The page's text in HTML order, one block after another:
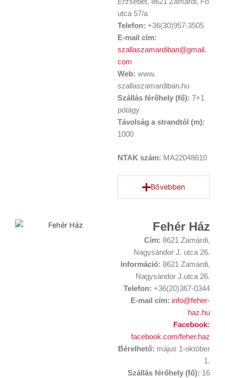
utca 57/a
Telefon: +36(30)957-3505
E-mail cím:
szallaszamardiban@gmail.
com
Web: www.
szallaszamardiban.hu
Szállás férőhely (fő): 7+1
pótágy
Távolság a strandtól (m):
1000
NTAK szám: MA22048610
Bővebben
Fehér Ház
Cím: 8621 Zamárdi,
Nagysándor J. utca 26.
Információ: 8621 Zamárdi,
Nagysándor J.utca 26.
Telefon: +36(20)367-0344
E-mail cím: info@feher-
haz.hu
Facebook:
facebook.com/feher.haz
Bérelhető: május 1-október
1.
Szállás férőhely (fő): 16